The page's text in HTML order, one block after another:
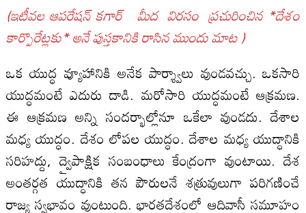
(ఇటీవల ఆపరేషన్ కగార్ మీద విరసం ప్రచురించిన *దేశం
కార్పొరేట్లకు* అనే పుస్తకానికి రాసిన ముందు మాట )
ఒక యుద్ధ వ్యూహానికి అనేక పార్శ్వాలు వుండవచ్చు. ఒకసారి
యుద్ధమంటే ఎదురు దాడి. మరోసారి యుద్ధమంటే ఆక్రమణ.
ఈ ఆక్రమణ అన్ని సందర్భాల్లోనూ ఒకేలా వుండదు. దేశాల
మధ్య యుద్ధం. దేశం లోపల యుద్ధం. దేశాల మధ్య యుద్ధానికి
సరిహద్దు, ద్వైపాక్షిక సంబంధాలు కేంద్రంగా వుంటాయి. దేశ
అంతర్గత యుద్ధానికి తన పౌరులనే శత్రువులుగా పరిగణించే
రాజ్య స్వభావం వుంటుంది. భారతదేశంలో ఆదివాసీ సమూహం